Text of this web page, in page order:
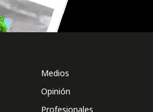
Medios
Opinión
Profesionales